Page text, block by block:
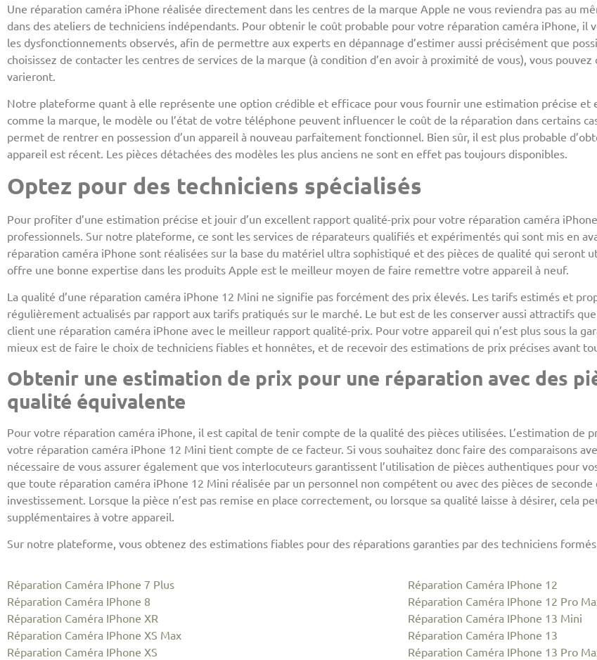
Une réparation caméra iPhone réalisée directement dans les centres de la marque Apple ne vous reviendra pas au
dans des ateliers de techniciens indépendants. Pour obtenir le coût probable pour votre réparation caméra iPhone, il
les dysfonctionnements observés, afin de permettre aux experts en dépannage d’estimer aussi précisément que
choisissez de contacter les centres de services de la marque (à condition d’en avoir à proximité de vous), vous
varieront.
Notre plateforme quant à elle représente une option crédible et efficace pour vous fournir une estimation précise et
comme la marque, le modèle ou l’état de votre téléphone peuvent influencer le coût de la réparation dans certains
permet de rentrer en possession d’un appareil à nouveau parfaitement fonctionnel. Bien sûr, il est plus probable
appareil est récent. Les pièces détachées des modèles les plus anciens ne sont en effet pas toujours disponibles.
Optez pour des techniciens spécialisés
Pour profiter d’une estimation précise et jouir d’un excellent rapport qualité-prix pour votre réparation caméra
professionnels. Sur notre plateforme, ce sont les services de réparateurs qualifiés et expérimentés qui sont mis en
réparation caméra iPhone sont réalisées sur la base du matériel ultra sophistiqué et des pièces de qualité qui seront
offre une bonne expertise dans les produits Apple est le meilleur moyen de faire remettre votre appareil à neuf.
La qualité d’une réparation caméra iPhone 12 Mini ne signifie pas forcément des prix élevés. Les tarifs estimés et
régulièrement actualisés par rapport aux tarifs pratiqués sur le marché. Le but est de les conserver aussi attractifs
client une réparation caméra iPhone avec le meilleur rapport qualité-prix. Pour votre appareil qui n’est plus sous la
mieux est de faire le choix de techniciens fiables et honnêtes, et de recevoir des estimations de prix précises avant
Obtenir une estimation de prix pour une réparation avec des
qualité équivalente
Pour votre réparation caméra iPhone, il est capital de tenir compte de la qualité des pièces utilisées. L’estimation
votre réparation caméra iPhone 12 Mini tient compte de ce facteur. Si vous souhaitez donc faire des comparaisons
nécessaire de vous assurer également que vos interlocuteurs garantissent l’utilisation de pièces authentiques pour
que toute réparation caméra iPhone 12 Mini réalisée par un personnel non compétent ou avec des pièces de
investissement. Lorsque la pièce n’est pas remise en place correctement, ou lorsque sa qualité laisse à désirer, cela
supplémentaires à votre appareil.
Sur notre plateforme, vous obtenez des estimations fiables pour des réparations garanties par des techniciens formés
Réparation Caméra IPhone 7 Plus
Réparation Caméra IPhone 8
Réparation Caméra IPhone XR
Réparation Caméra IPhone XS Max
Réparation Caméra IPhone XS
Réparation Caméra IPhone 12
Réparation Caméra IPhone 12 Pro
Réparation Caméra IPhone 13 Mini
Réparation Caméra IPhone 13
Réparation Caméra IPhone 13 Pro